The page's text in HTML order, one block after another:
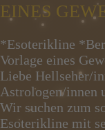
EINES
*Esoterikline
Vorlage eines
Liebe Hellseher/
Astrologen/innen
Wir suchen zum
Esoterikline mit